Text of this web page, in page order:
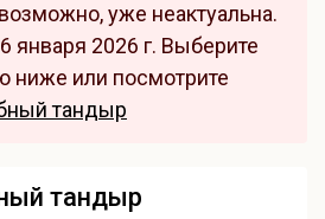
уже неактуальна.
января 2026 г. Выберите
ниже или посмотрите
тандыр
тандыр